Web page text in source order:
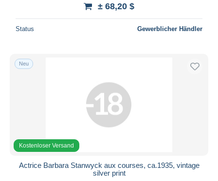
± 68,20 $
Status Gewerblicher Händler
Neu
Kostenloser Versand
Actrice Barbara Stanwyck aux courses, ca.1935, vintage
silver print